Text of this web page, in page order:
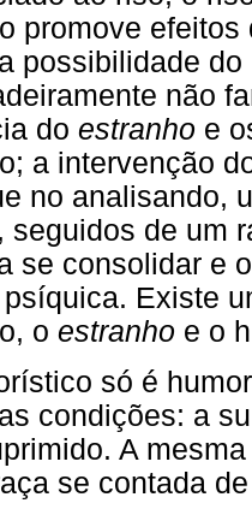
promove
possibilidade
não
do estranho e
a intervenção
no analisando,
seguidos de um
se consolidar e
Existe
o estranho e o
só é
condições: a
A
se contada